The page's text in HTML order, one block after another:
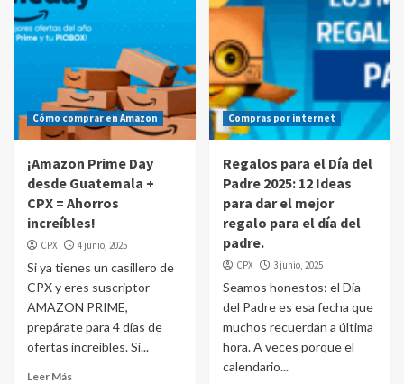
Cómo comprar en Amazon
¡Amazon Prime Day
desde Guatemala +
CPX = Ahorros
increíbles!
CPX 4 junio, 2025
Si ya tienes un casillero de
CPX y eres suscriptor
AMAZON PRIME,
prepárate para 4 días de
ofertas increíbles. Si...
Leer Más
Compras por internet
Regalos para el Día del
Padre 2025: 12 Ideas
para dar el mejor
regalo para el día del
padre.
CPX 3 junio, 2025
Seamos honestos: el Día
del Padre es esa fecha que
muchos recuerdan a última
hora. A veces porque el
calendario...